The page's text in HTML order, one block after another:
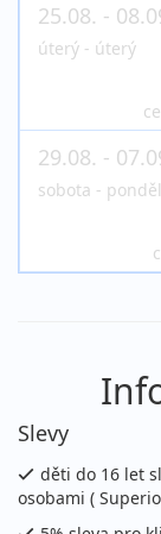
25.08. -
úterý - úterý
29.08. -
sobota -
Slevy
děti do 16 let
osobami (